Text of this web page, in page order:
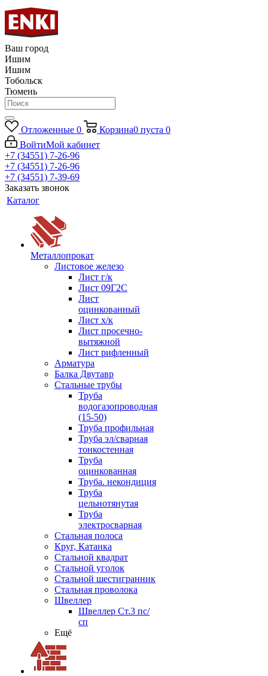
Ваш город
Ишим
Ишим
Тобольск
Тюмень
Отложенные 0 Корзина0 пуста 0
ВойтиМой кабинет
+7 (34551) 7-26-96
+7 (34551) 7-26-96
+7 (34551) 7-39-69
Заказать звонок
Каталог
Металлопрокат
Листовое железо
Лист г/к
Лист 09Г2С
Лист
оцинкованный
Лист х/к
Лист просечно-
вытяжной
Лист рифленный
Арматура
Балка Двутавр
Стальные трубы
Труба
водогазопроводная
(15-50)
Труба профильная
Труба эл/сварная
тонкостенная
Труба
оцинкованная
Труба. некондиция
Труба
цельнотянутая
Труба
электросварная
Стальная полоса
Круг, Катанка
Стальной квадрат
Стальной уголок
Стальной шестигранник
Стальная проволока
Швеллер
Швеллер Ст.3 пс/
сп
Ещё